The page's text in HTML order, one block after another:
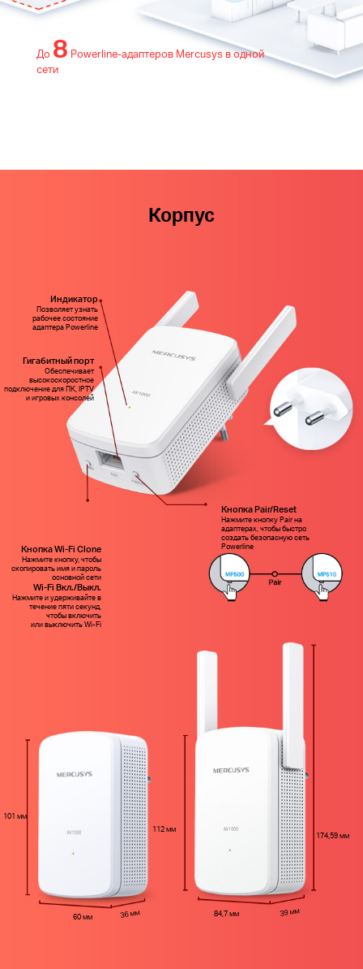
До 8 Powerline‑адаптеров Mercusys в одной
сети
101 мм
60 мм 36 мм
112 мм
84,7 мм 39 мм
174,59 мм
Индикатор
Позволяет узнать
рабочее состояние
адаптера Powerline
Гигабитный порт
Обеспечивает
высокоскоростное
подключение для ПК, IPTV
и игровых консолей
Кнопка Wi-Fi Clone
Нажмите кнопку, чтобы
скопировать имя и пароль
основной сети
Wi-Fi Вкл./Выкл.
Нажмите и удерживайте в
течение пяти секунд,
чтобы включить
или выключить Wi‑Fi
Кнопка Pair/Reset
Нажмите кнопку Pair на
адаптерах, чтобы быстро
создать безопасную сеть
Powerline
Корпус